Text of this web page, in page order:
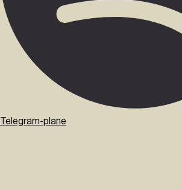
Telegram-plane